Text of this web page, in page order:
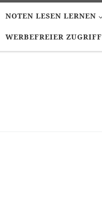
NOTEN LESEN LERNEN
WERBEFREIER ZUGRIFF